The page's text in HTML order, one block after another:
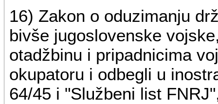
16) Zakon o oduzimanju
bivše jugoslovenske
otadžbinu i pripadnicima
okupatoru i odbegli u
64/45 i "Službeni list